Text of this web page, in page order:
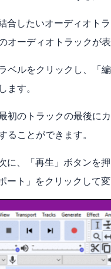
合したいオーディオト
オーディオトラックが表
ベルをクリックし、「
ます。
初のトラックの最後に
ることができます。
に、「再生」ボタンを
ート」をクリックして